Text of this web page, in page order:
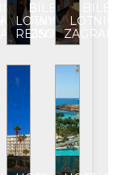
BILETBILET
LOTNICZY
REJSOWY
BILET